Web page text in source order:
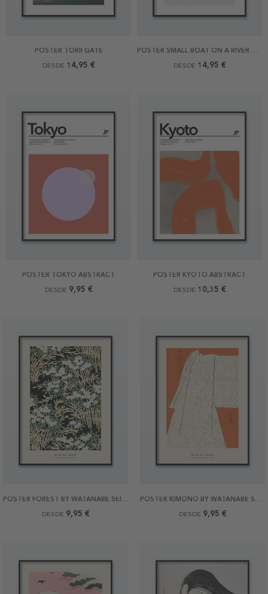
POSTER TORII GATE
DESDE 14,95 €
POSTER SMALL BOAT ON A RIVER WITH MOUNT FUJI BY HOKUSAI
DESDE 14,95 €
POSTER TOKYO ABSTRACT
DESDE 9,95 €
POSTER KYOTO ABSTRACT
DESDE 10,35 €
POSTER FOREST BY WATANABE SEITEI
DESDE 9,95 €
POSTER KIMONO BY WATANABE SEITEI
DESDE 9,95 €